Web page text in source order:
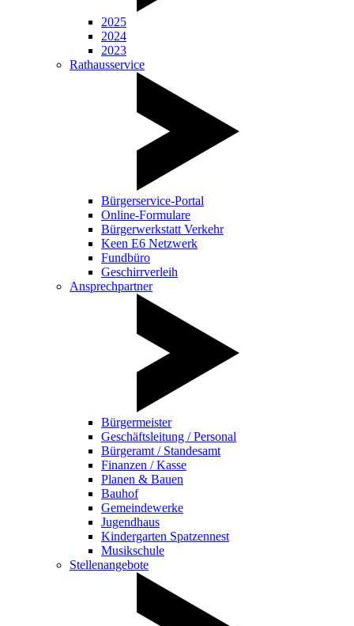
2025
2024
2023
Rathausservice
Bürgerservice-Portal
Online-Formulare
Bürgerwerkstatt Verkehr
Keen E6 Netzwerk
Fundbüro
Geschirrverleih
Ansprechpartner
Bürgermeister
Geschäftsleitung / Personal
Bürgeramt / Standesamt
Finanzen / Kasse
Planen & Bauen
Bauhof
Gemeindewerke
Jugendhaus
Kindergarten Spatzennest
Musikschule
Stellenangebote